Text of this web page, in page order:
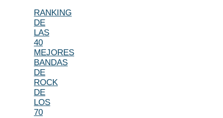
RANKING
DE
LAS
40
MEJORES
BANDAS
DE
ROCK
DE
LOS
70